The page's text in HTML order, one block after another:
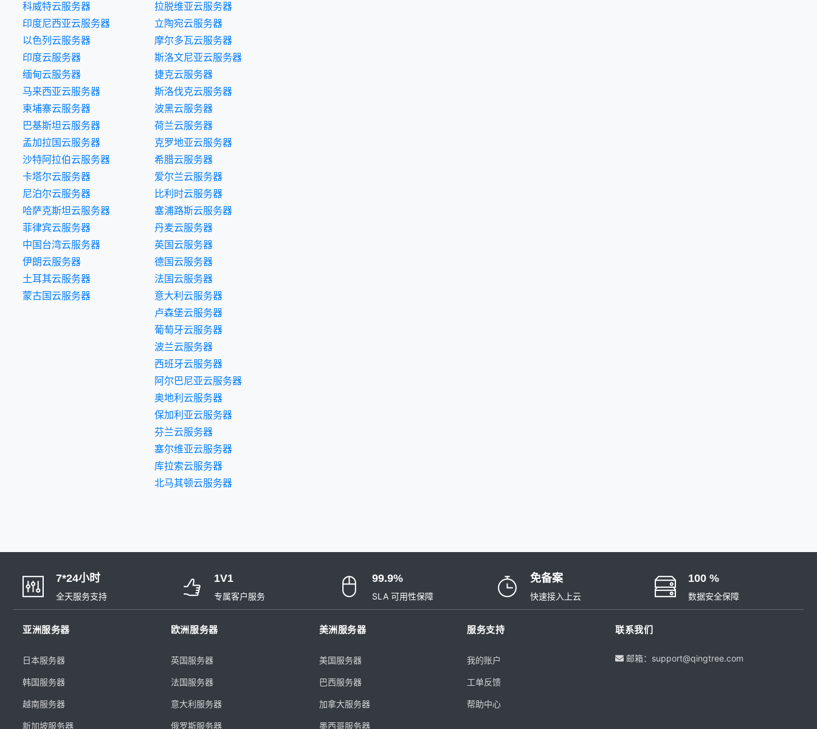
科威特云服务器
印度尼西亚云服务器
以色列云服务器
印度云服务器
缅甸云服务器
马来西亚云服务器
柬埔寨云服务器
巴基斯坦云服务器
孟加拉国云服务器
沙特阿拉伯云服务器
卡塔尔云服务器
尼泊尔云服务器
哈萨克斯坦云服务器
菲律宾云服务器
中国台湾云服务器
伊朗云服务器
土耳其云服务器
蒙古国云服务器
拉脱维亚云服务器
立陶宛云服务器
摩尔多瓦云服务器
斯洛文尼亚云服务器
捷克云服务器
斯洛伐克云服务器
波黑云服务器
荷兰云服务器
克罗地亚云服务器
希腊云服务器
爱尔兰云服务器
比利时云服务器
塞浦路斯云服务器
丹麦云服务器
英国云服务器
德国云服务器
法国云服务器
意大利云服务器
卢森堡云服务器
葡萄牙云服务器
波兰云服务器
西班牙云服务器
阿尔巴尼亚云服务器
奥地利云服务器
保加利亚云服务器
芬兰云服务器
塞尔维亚云服务器
库拉索云服务器
北马其顿云服务器
7*24小时
全天服务支持
1V1
专属客户服务
99.9%
SLA 可用性保障
免备案
快速接入上云
100 %
数据安全保障
亚洲服务器
日本服务器
韩国服务器
越南服务器
新加坡服务器
欧洲服务器
英国服务器
法国服务器
意大利服务器
俄罗斯服务器
美洲服务器
美国服务器
巴西服务器
加拿大服务器
墨西哥服务器
服务支持
我的账户
工单反馈
帮助中心
联系我们
邮箱：support@qingtree.com